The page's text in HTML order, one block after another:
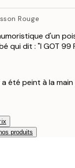
Rouge
d'un
dit : "I GOT 99
été peint à la
produits